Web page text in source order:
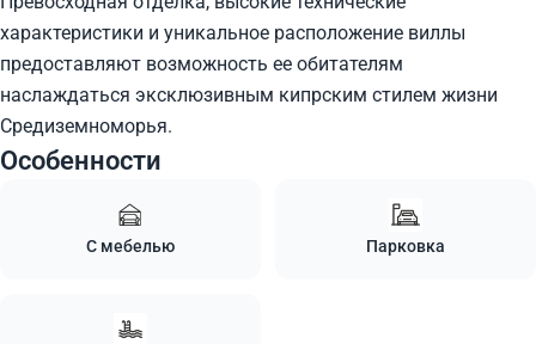
характеристики и уникальное расположение виллы
предоставляют возможность ее обитателям
наслаждаться эксклюзивным кипрским стилем жизни
Средиземноморья.
Особенности
С мебелью Парковка